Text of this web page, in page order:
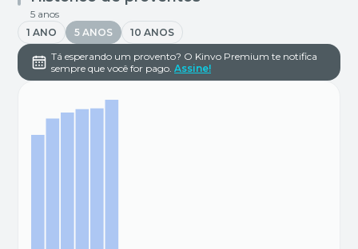
5 anos
1 ANO
5 ANOS
10 ANOS
Tá esperando um provento? O Kinvo Premium te notifica
sempre que você for pago. Assine!